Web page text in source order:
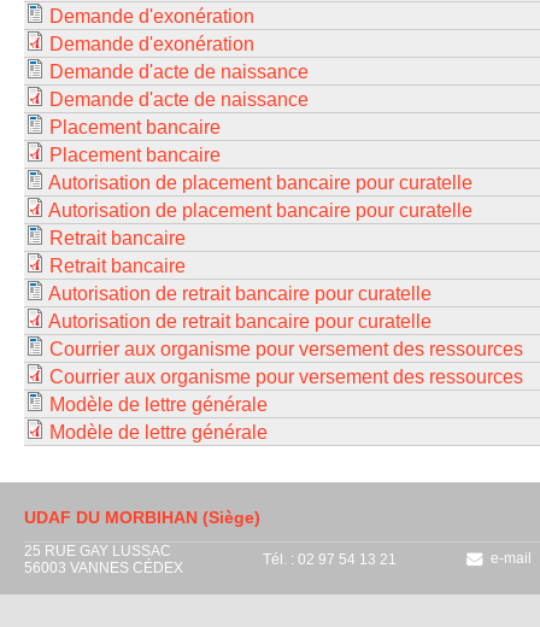
Demande d'exonération
Demande d'exonération
Demande d'acte de naissance
Demande d'acte de naissance
Placement bancaire
Placement bancaire
Autorisation de placement bancaire pour curatelle
Autorisation de placement bancaire pour curatelle
Retrait bancaire
Retrait bancaire
Autorisation de retrait bancaire pour curatelle
Autorisation de retrait bancaire pour curatelle
Courrier aux organisme pour versement des ressources
Courrier aux organisme pour versement des ressources
Modèle de lettre générale
Modèle de lettre générale
UDAF DU MORBIHAN (Siège)
25 RUE GAY LUSSAC
56003 VANNES CÉDEX
Tél. : 02 97 54 13 21 e-mail